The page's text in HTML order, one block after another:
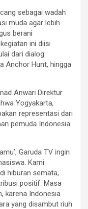
sebagai wadah
muda agar lebih
berani
ini diisi
dari dialog
Anchor Hunt, hingga
Anwari Direktur
Yogyakarta,
representasi dari
pemuda Indonesia
Garuda TV ingin
Kami
hiburan semata,
positif. Masa
karena Indonesia
yang disambut riuh